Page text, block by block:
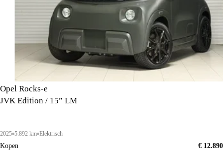
Opel Rocks-e
JVK Edition / 15” LM
2025 5.892 km Elektrisch
Kopen
€ 12.890